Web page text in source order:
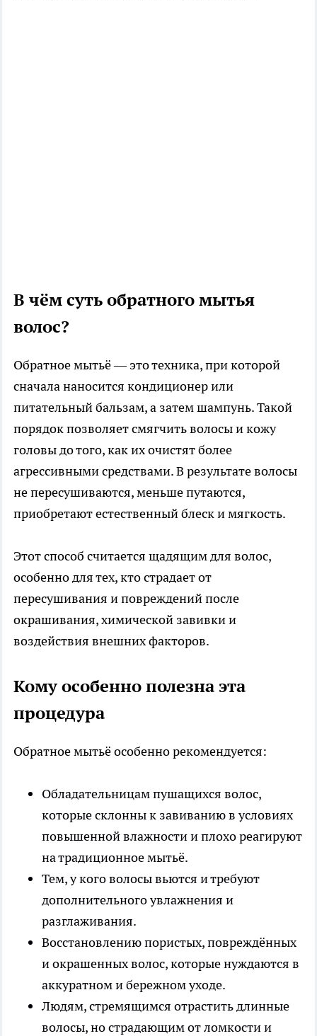
В чём суть обратного мытья
волос?
Обратное мытьё — это техника, при которой
сначала наносится кондиционер или
питательный бальзам, а затем шампунь. Такой
порядок позволяет смягчить волосы и кожу
головы до того, как их очистят более
агрессивными средствами. В результате волосы
не пересушиваются, меньше путаются,
приобретают естественный блеск и мягкость.
Этот способ считается щадящим для волос,
особенно для тех, кто страдает от
пересушивания и повреждений после
окрашивания, химической завивки и
воздействия внешних факторов.
Кому особенно полезна эта
процедура
Обратное мытьё особенно рекомендуется:
Обладательницам пушащихся волос,
которые склонны к завиванию в условиях
повышенной влажности и плохо реагируют
на традиционное мытьё.
Тем, у кого волосы вьются и требуют
дополнительного увлажнения и
разглаживания.
Восстановлению пористых, повреждённых
и окрашенных волос, которые нуждаются в
аккуратном и бережном уходе.
Людям, стремящимся отрастить длинные
волосы, но страдающим от ломкости и